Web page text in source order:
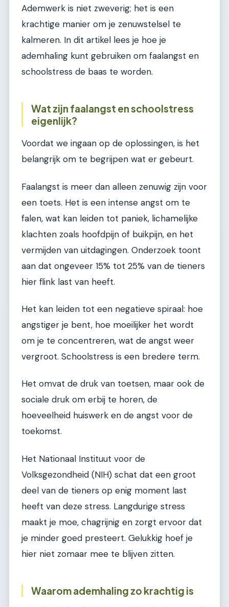
Ademwerk is niet zweverig; het is een
krachtige manier om je zenuwstelsel te
kalmeren. In dit artikel lees je hoe je
ademhaling kunt gebruiken om faalangst en
schoolstress de baas te worden.
Wat zijn faalangst en schoolstress
eigenlijk?
Voordat we ingaan op de oplossingen, is het
belangrijk om te begrijpen wat er gebeurt.
Faalangst is meer dan alleen zenuwig zijn voor
een toets. Het is een intense angst om te
falen, wat kan leiden tot paniek, lichamelijke
klachten zoals hoofdpijn of buikpijn, en het
vermijden van uitdagingen. Onderzoek toont
aan dat ongeveer 15% tot 25% van de tieners
hier flink last van heeft.
Het kan leiden tot een negatieve spiraal: hoe
angstiger je bent, hoe moeilijker het wordt
om je te concentreren, wat de angst weer
vergroot. Schoolstress is een bredere term.
Het omvat de druk van toetsen, maar ook de
sociale druk om erbij te horen, de
hoeveelheid huiswerk en de angst voor de
toekomst.
Het Nationaal Instituut voor de
Volksgezondheid (NIH) schat dat een groot
deel van de tieners op enig moment last
heeft van deze stress. Langdurige stress
maakt je moe, chagrijnig en zorgt ervoor dat
je minder goed presteert. Gelukkig hoef je
hier niet zomaar mee te blijven zitten.
Waarom ademhaling zo krachtig is